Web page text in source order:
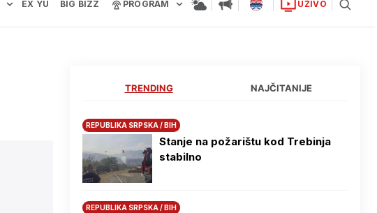
EX YU BIG BIZZ PROGRAM UŽIVO
TRENDING NAJČITANIJE
REPUBLIKA SRPSKA / BIH
Stanje na požarištu kod Trebinja
stabilno
REPUBLIKA SRPSKA / BIH